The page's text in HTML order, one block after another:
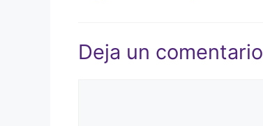
Deja un comentario